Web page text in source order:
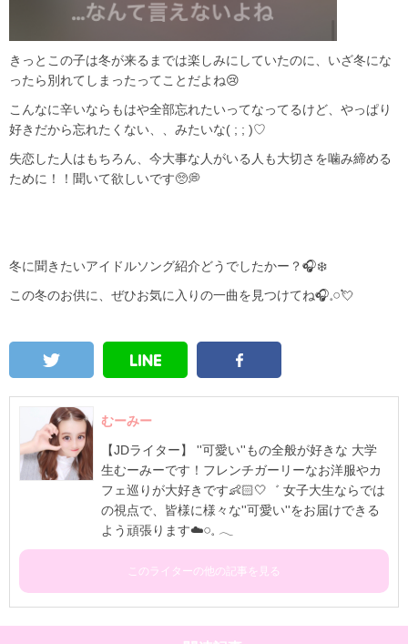
きっとこの子は冬が来るまでは楽しみにしていたのに、いざ冬にな
ったら別れてしまったってことだよね😢
こんなに辛いならもはや全部忘れたいってなってるけど、やっぱり
好きだから忘れたくない、、みたいな( ; ; )♡
失恋した人はもちろん、今大事な人がいる人も大切さを噛み締める
ために！！聞いて欲しいです🥺💭
冬に聞きたいアイドルソング紹介どうでしたかー？🎧❄️
この冬のお供に、ぜひお気に入りの一曲を見つけてね🎧𓈒𓏸💘
むーみー
【JDライター】 ''可愛い''もの全般が好きな 大学
生むーみーです！フレンチガーリーなお洋服やカ
フェ巡りが大好きです👶🏻🤍゛ 女子大生ならでは
の視点で、皆様に様々な''可愛い''をお届けできる
よう頑張ります☁️𓏸⁡𓈒 𓂃
このライターの他の記事を見る